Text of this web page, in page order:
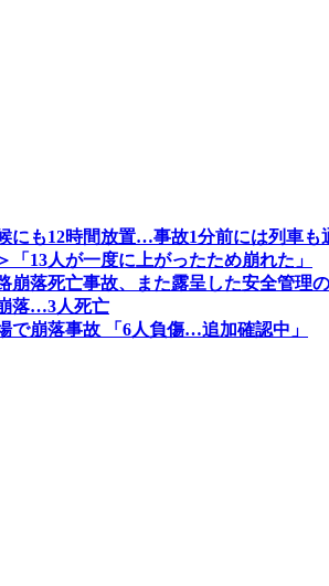
にも12時間放置…事故1分前には列車も
「13人が一度に上がったため崩れた」
崩落死亡事故、また露呈した安全管理
落…3人死亡
で崩落事故 「6人負傷…追加確認中」